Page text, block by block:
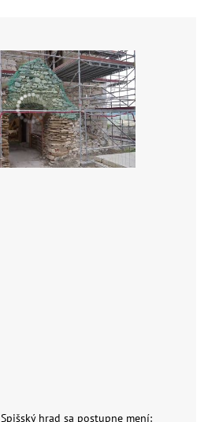
Spišský hrad sa postupne mení: